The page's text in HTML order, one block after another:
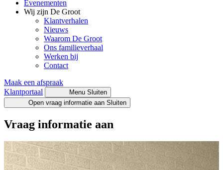
Evenementen
Wij zijn De Groot
Klantverhalen
Nieuws
Waarom De Groot
Ons familieverhaal
Werken bij
Contact
Maak een afspraak
Klantportaal
Menu Sluiten
Open vraag informatie aan Sluiten
Vraag informatie aan